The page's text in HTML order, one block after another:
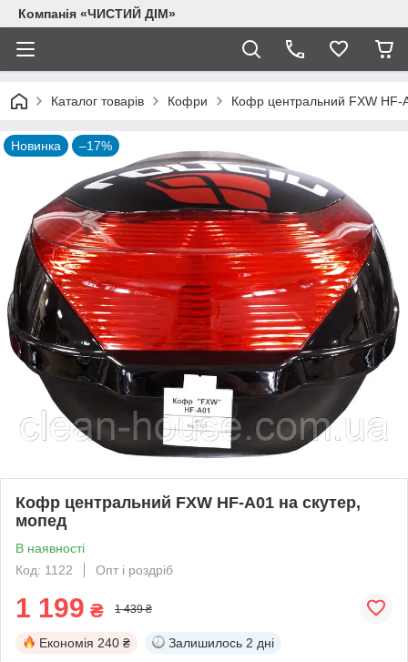
Компанія «ЧИСТИЙ ДІМ»
Каталог товарів Кофри Кофр центральний FXW HF-
Новинка –17%
Кофр центральний FXW HF-A01 на скутер,
мопед
В наявності
Код: 1122
Опт і роздріб
1 199 ₴ 1 439 ₴
Економія 240 ₴ Залишилось 2 дні